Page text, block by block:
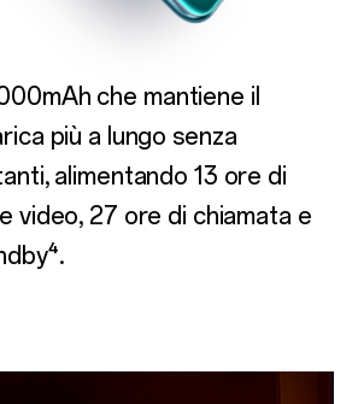
che mantiene il
più a lungo senza
alimentando 13 ore di
video, 27 ore di chiamata e